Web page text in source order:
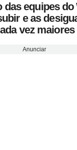
das equipes do
e as
vez maiores
Anunciar